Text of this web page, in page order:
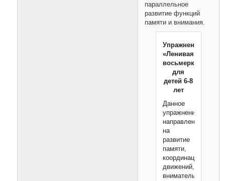
параллельное
развитие функций
памяти и внимания.
Упражнение
«Ленивая
восьмерка»
для
детей 6-8
лет
Данное
упражнение
направлено
на
развитие
памяти,
координации
движений,
внимательности